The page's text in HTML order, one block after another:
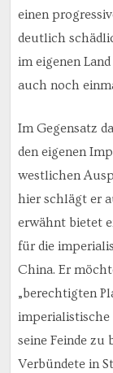
einen
deutlich
im eigenen
auch noch
Im Gegensatz
den eigenen
westlichen
hier schlägt er
erwähnt bietet
für die
China. Er
„berechtigten
imperialistische
seine Feinde zu
Verbündete in